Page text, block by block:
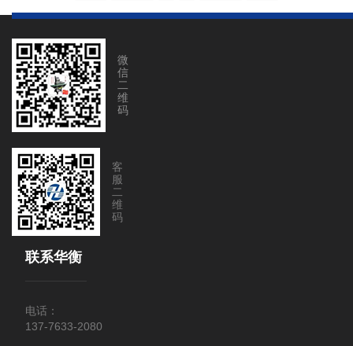
微
信
二
维
码
客
服
二
维
码
联系华衡
电话：
137-7633-2080